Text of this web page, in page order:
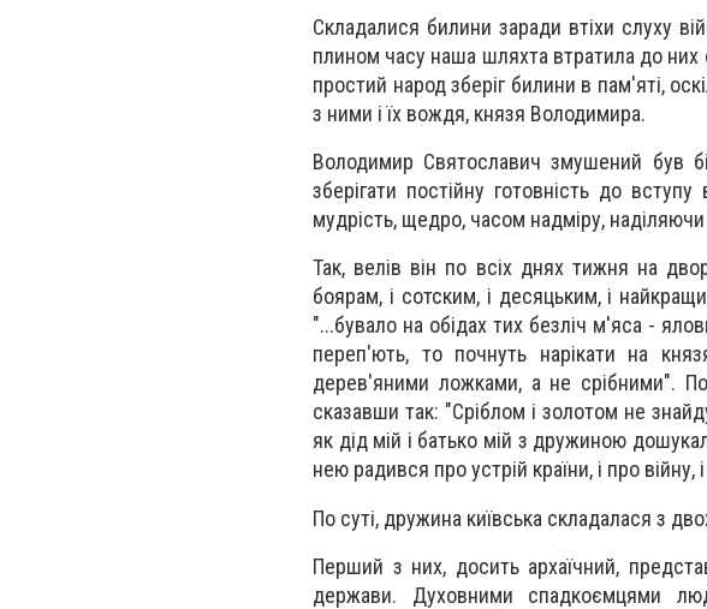
Складалися билини заради втіхи слуху
плином часу наша шляхта втратила до них
простий народ зберіг билини в пам'яті,
з ними і їх вождя, князя Володимира.
Володимир Святославич змушений був
зберігати постійну готовність до
мудрість, щедро, часом надміру,
Так, велів він по всіх днях тижня на
боярам, ​​і сотским, і десяцьким, і
"...бувало на обідах тих безліч м'яса -
переп'ють, то почнуть нарікати на
дерев'яними ложками, а не срібними".
сказавши так: "Сріблом і золотом не
як дід мій і батько мій з дружиною
нею радився про устрій країни, і про війну,
По суті, дружина київська складалася з
Перший з них, досить архаїчний,
держави. Духовними спадкоємцями